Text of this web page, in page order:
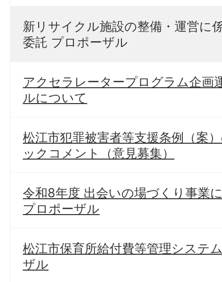
新リサイクル施設の整備・運営に
委託 プロポーザル
アクセラレータープログラム企画
ルについて
松江市犯罪被害者等支援条例（案
ックコメント（意見募集）
令和8年度 出会いの場づくり事業
プロポーザル
松江市保育所給付費等管理システ
ザル